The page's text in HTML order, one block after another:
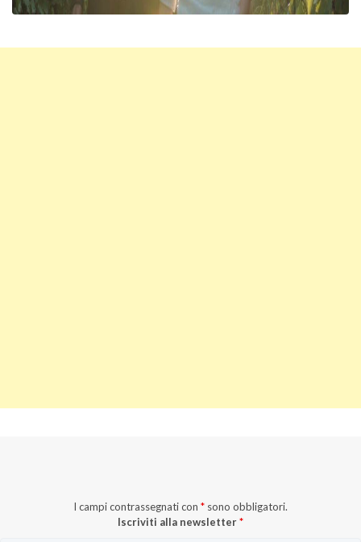
I campi contrassegnati con * sono obbligatori.
Iscriviti alla newsletter*